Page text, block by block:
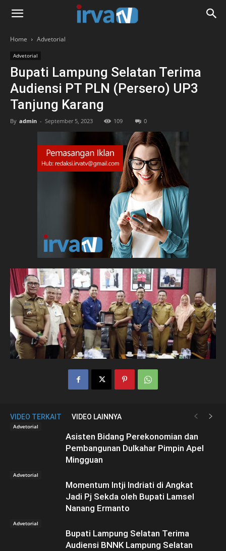
Home Advetorial
Advetorial
Bupati Lampung Selatan Terima
Audiensi PT PLN (Persero) UP3
Tanjung Karang
By admin - September 5, 2023 109 0
VIDEO TERKAIT VIDEO LAINNYA
Advetorial
Asisten Bidang Perekonomian dan
Pembangunan Dulkahar Pimpin Apel
Mingguan
Advetorial
Momentum Intji Indriati di Angkat
Jadi Pj Sekda oleh Bupati Lamsel
Nanang Ermanto
Advetorial
Bupati Lampung Selatan Terima
Audiensi BNNK Lampung Selatan